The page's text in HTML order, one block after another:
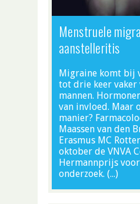
Menstruele
aanstelleritis
Migraine komt bij
tot drie keer
mannen.
van invloed. Maar
manier?
Maassen van den
Erasmus MC
oktober de VNVA
Hermannprijs
onderzoek. (…)